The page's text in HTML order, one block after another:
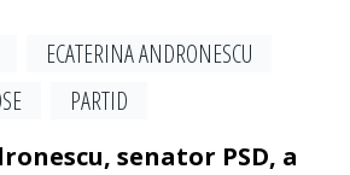
ECATERINA ANDRONESCU
PARTID
senator PSD, a